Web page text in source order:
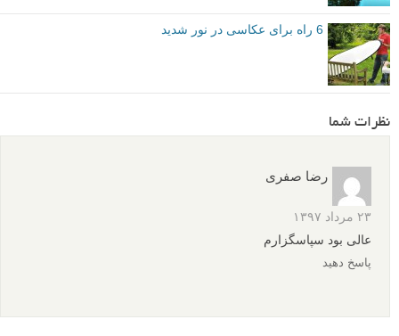
6 راه برای عکاسی در نور شدید
نظرات شما
رضا صفری
۲۳ مرداد ۱۳۹۷
عالی بود سپاسگزارم
پاسخ دهید